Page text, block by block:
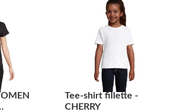
Tee-shirt fillette -
CHERRY